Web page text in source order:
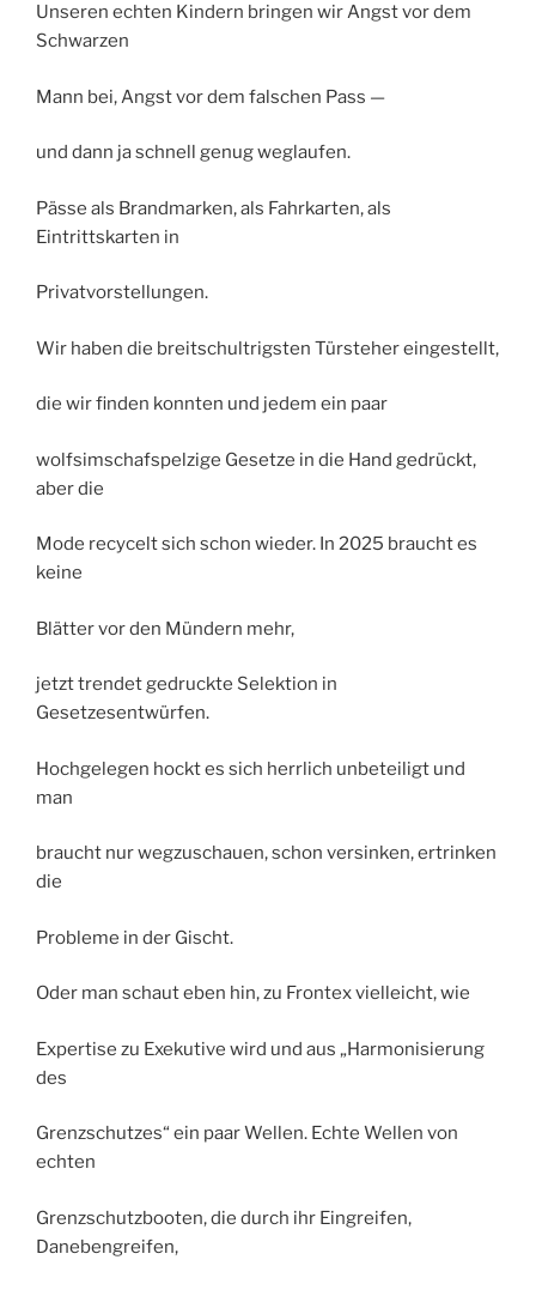
Unseren echten Kindern bringen wir Angst vor dem
Schwarzen
Mann bei, Angst vor dem falschen Pass —
und dann ja schnell genug weglaufen.
Pässe als Brandmarken, als Fahrkarten, als
Eintrittskarten in
Privatvorstellungen.
Wir haben die breitschultrigsten Türsteher eingestellt,
die wir finden konnten und jedem ein paar
wolfsimschafspelzige Gesetze in die Hand gedrückt,
aber die
Mode recycelt sich schon wieder. In 2025 braucht es
keine
Blätter vor den Mündern mehr,
jetzt trendet gedruckte Selektion in
Gesetzesentwürfen.
Hochgelegen hockt es sich herrlich unbeteiligt und
man
braucht nur wegzuschauen, schon versinken, ertrinken
die
Probleme in der Gischt.
Oder man schaut eben hin, zu Frontex vielleicht, wie
Expertise zu Exekutive wird und aus „Harmonisierung
des
Grenzschutzes“ ein paar Wellen. Echte Wellen von
echten
Grenzschutzbooten, die durch ihr Eingreifen,
Danebengreifen,